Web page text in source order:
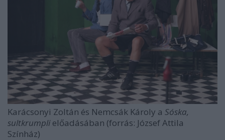
Karácsonyi Zoltán és Nemcsák Károly a Sóska,
sultkrumpli előadásában (forrás: József Attila
Színház)